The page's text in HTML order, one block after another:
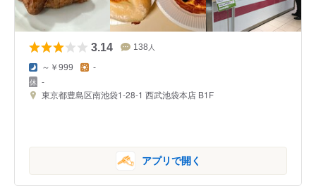
3.14 138 人
～￥999 -
-
東京都豊島区南池袋1-28-1 西武池袋本店 B1F
アプリで開く